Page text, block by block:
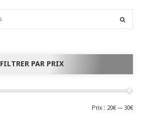
FILTRER PAR PRIX
Prix : 20€— 30€